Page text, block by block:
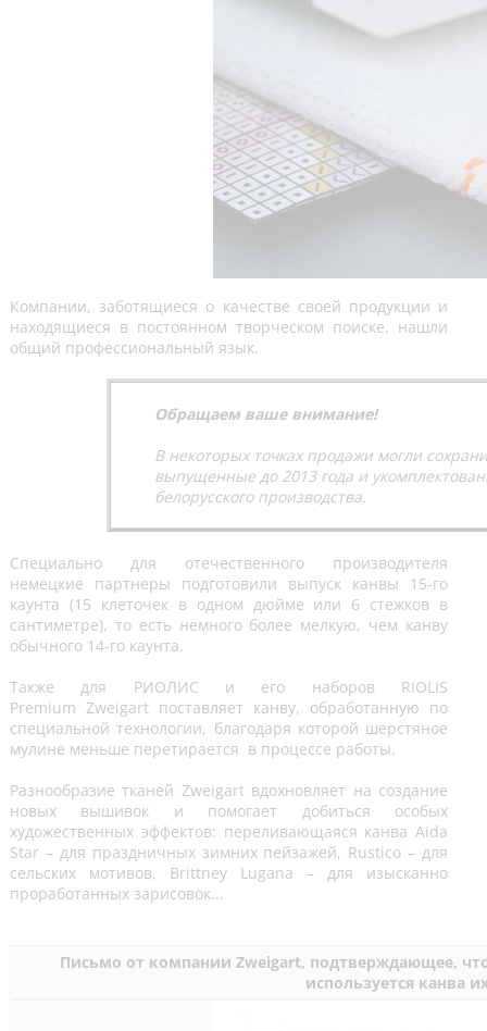
Компании, заботящиеся о качестве своей продукции и
находящиеся в постоянном творческом поиске, нашли
общий профессиональный язык.
Обращаем ваше внимание!
В некоторых точках продажи могли
выпущенные до 2013 года и
белорусского производства.
Специально для отечественного производителя
немецкие партнеры подготовили выпуск канвы 15-го
каунта (15 клеточек в одном дюйме или 6 стежков в
сантиметре), то есть немного более мелкую, чем канву
обычного 14-го каунта.
Также для РИОЛИС и его наборов RIOLIS
Premium Zweigart поставляет канву, обработанную по
специальной технологии, благодаря которой шерстяное
мулине меньше перетирается в процессе работы.
Разнообразие тканей Zweigart вдохновляет на создание
новых вышивок и помогает добиться особых
художественных эффектов: переливающаяся канва Aida
Star – для праздничных зимних пейзажей, Rustico – для
сельских мотивов, Brittney Lugana – для изысканно
проработанных зарисовок...
Письмо от компании Zweigart, подтверждающее,
используется канва